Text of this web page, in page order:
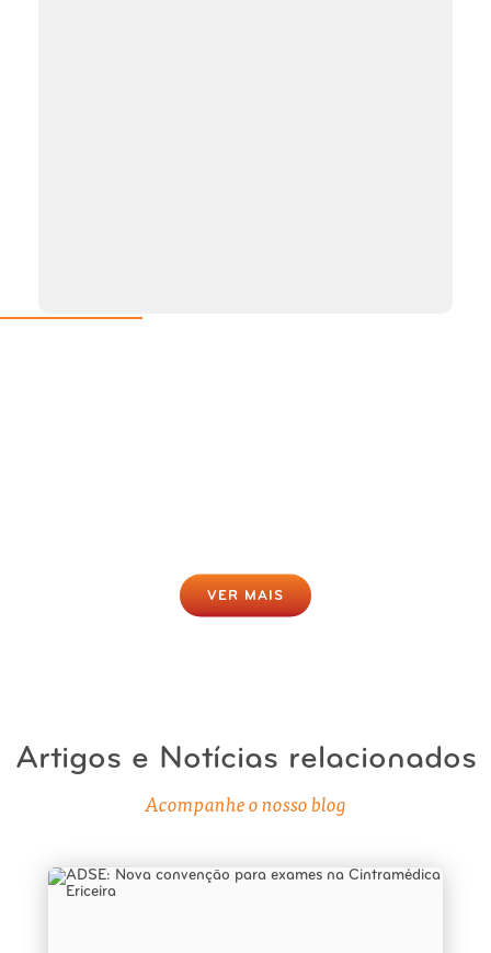
VER MAIS
Artigos e Notícias relacionados
Acompanhe o nosso blog